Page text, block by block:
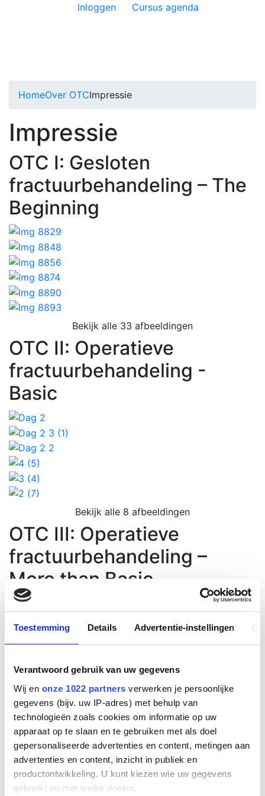
Toestemming Details Advertentie-instellingen
Verantwoord gebruik van uw gegevens
Wij en onze 1022 partners verwerken je persoonlijke
gegevens (bijv. uw IP-adres) met behulp van
technologieën zoals cookies om informatie op uw
apparaat op te slaan en te gebruiken met als doel
gepersonaliseerde advertenties en content, metingen aan
advertenties en content, inzicht in publiek en
productontwikkeling. U kunt kiezen wie uw gegevens
gebruikt en met welke doelen.
Inloggen Cursus agenda
HomeOver OTCImpressie
Impressie
OTC I: Gesloten
fractuurbehandeling – The
Beginning
Bekijk alle 33 afbeeldingen
OTC II: Operatieve
fractuurbehandeling -
Basic
Bekijk alle 8 afbeeldingen
OTC III: Operatieve
fractuurbehandeling –
More than Basic
Bekijk alle 10 afbeeldingen
OTC IV: Advanced -
Paediatrics